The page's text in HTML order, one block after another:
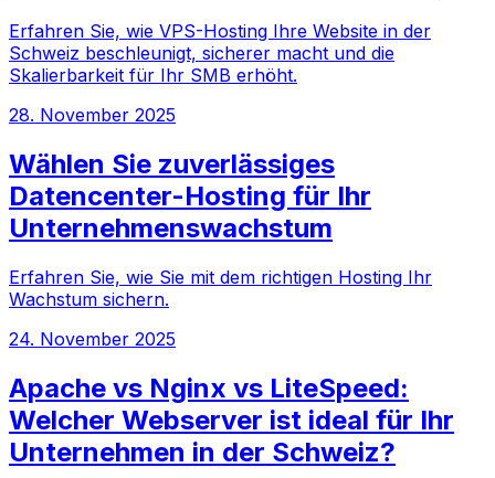
Erfahren Sie, wie VPS-Hosting Ihre Website in der
Schweiz beschleunigt, sicherer macht und die
Skalierbarkeit für Ihr SMB erhöht.
28. November 2025
Wählen Sie zuverlässiges
Datencenter-Hosting für Ihr
Unternehmenswachstum
Erfahren Sie, wie Sie mit dem richtigen Hosting Ihr
Wachstum sichern.
24. November 2025
Apache vs Nginx vs LiteSpeed:
Welcher Webserver ist ideal für Ihr
Unternehmen in der Schweiz?